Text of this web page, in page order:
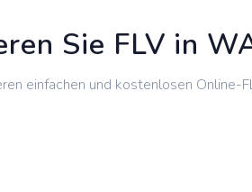
Sie FLV in
einfachen und kostenlosen Online-